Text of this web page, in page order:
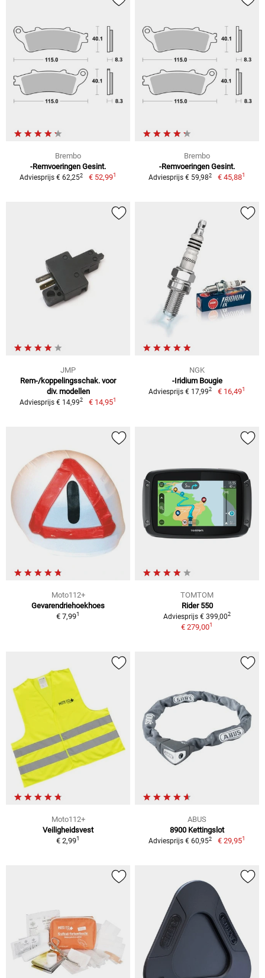
Brembo
-Remvoeringen Gesint.
Adviesprijs € 62,252 € 52,991
Brembo
-Remvoeringen Gesint.
Adviesprijs € 59,982 € 45,881
JMP
Rem-/koppelingsschak. voor
div. modellen
Adviesprijs € 14,992 € 14,951
NGK
-Iridium Bougie
Adviesprijs € 17,992 € 16,491
Moto112+
Gevarendriehoekhoes
€ 7,991
TOMTOM
Rider 550
Adviesprijs € 399,002
€ 279,001
Moto112+
Veiligheidsvest
€ 2,991
ABUS
8900 Kettingslot
Adviesprijs € 60,952 € 29,951